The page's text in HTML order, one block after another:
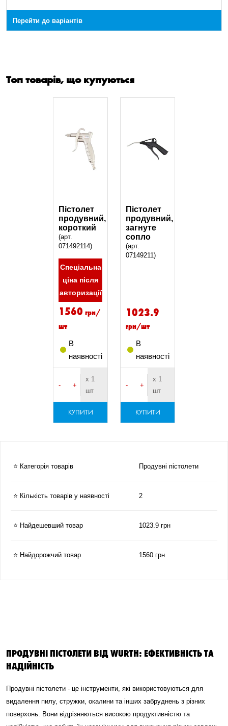
Перейти до варіантів
Топ товарів, що купуються
Пістолет
продувний,
короткий
(арт.
071492114)
Спеціальна
ціна після
авторизації
1560 грн/
шт
В
наявності
- +
х 1
шт
КУПИТИ
Пістолет
продувний,
загнуте
сопло
(арт.
07149211)
1023.9
грн/шт
В
наявності
- +
х 1
шт
КУПИТИ
⭐ Категорія товарів Продувні пістолети
⭐ Кількість товарів у наявності 2
⭐ Найдешевший товар 1023.9 грн
⭐ Найдорожчий товар 1560 грн
ПРОДУВНІ ПІСТОЛЕТИ ВІД WURTH: ЕФЕКТИВНІСТЬ ТА
НАДІЙНІСТЬ
Продувні пістолети - це інструменти, які використовуються для
видалення пилу, стружки, окалини та інших забруднень з різних
поверхонь. Вони відрізняються високою продуктивністю та